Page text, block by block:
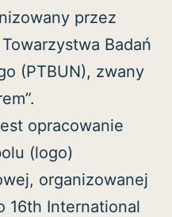
przez
Badań
(PTBUN), zwany
opracowanie
(logo)
organizowanej
16th International